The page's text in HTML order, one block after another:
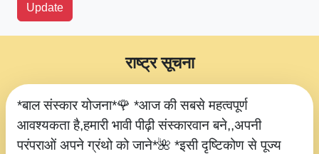
Update
*बाल संस्कार योजना*🌹 *आज की सबसे महत्वपूर्ण
आवश्यकता है,हमारी भावी पीढ़ी संस्कारवान बने,,अपनी
परंपराओं अपने ग्रंथो को जाने*🌺 *इसी दृष्टिकोण से पूज्य
राष्ट्र सूचना